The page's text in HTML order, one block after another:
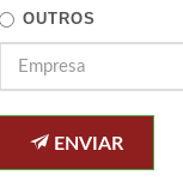
OUTROS
ENVIAR